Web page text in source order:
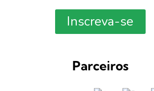
Inscreva-se
Parceiros